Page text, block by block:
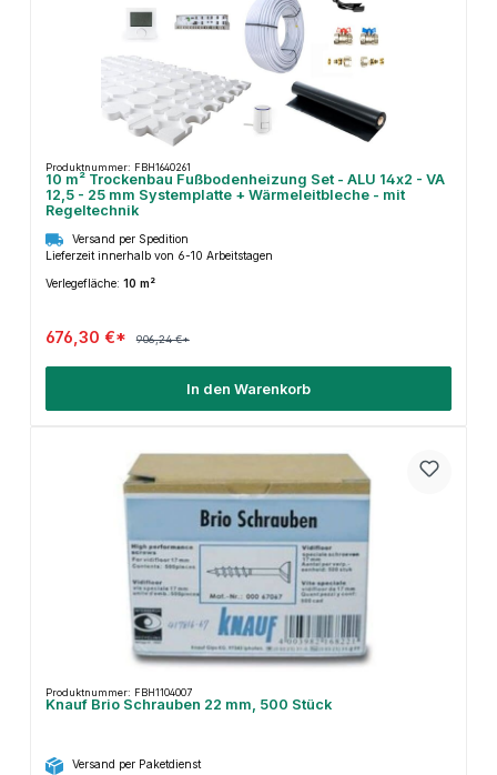
Produktnummer: FBH1640261
10 m² Trockenbau Fußbodenheizung Set - ALU 14x2 - VA
12,5 - 25 mm Systemplatte + Wärmeleitbleche - mit
Regeltechnik
Versand per Spedition
Lieferzeit innerhalb von 6-10 Arbeitstagen
Verlegefläche: 10 m²
676,30 €* 906,24 €*
In den Warenkorb
Produktnummer: FBH1104007
Knauf Brio Schrauben 22 mm, 500 Stück
Versand per Paketdienst